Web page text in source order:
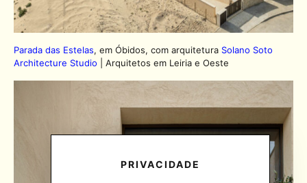
Parada das Estelas, em Óbidos, com arquitetura Solano Soto
Architecture Studio | Arquitetos em Leiria e Oeste
PRIVACIDADE